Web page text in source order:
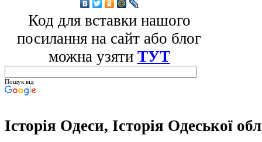
Код для вставки нашого
посилання на сайт або блог
можна узяти ТУТ
Пошук від
Історія Одеси, Історія Одеської